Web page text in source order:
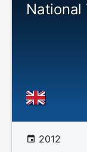
National
2012